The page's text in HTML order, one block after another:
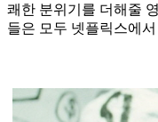
쾌한 분위기를 더해줄
들은 모두 넷플릭스에